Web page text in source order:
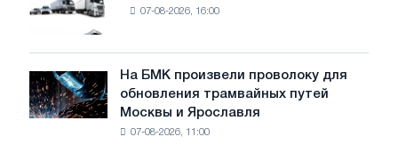
целей
обезуглероживания
новых
грузовиков
в
июле
07-08-2026, 16:00
На
БМК
произвели
На БМК произвели проволоку для
обновления трамвайных путей
Москвы и Ярославля
07-08-2026, 11:00